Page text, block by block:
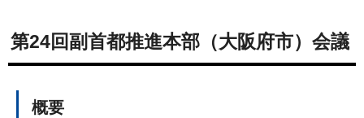
第24回副首都推進本部（大阪府市）会議
概要